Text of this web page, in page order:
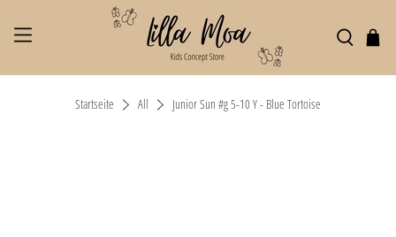
Startseite All Junior Sun #g 5-10 Y - Blue Tortoise